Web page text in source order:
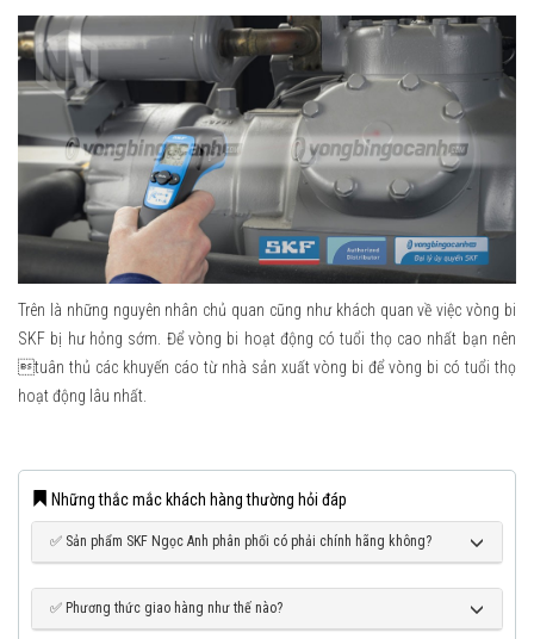
Trên là những nguyên nhân chủ quan cũng như khách quan về việc vòng bi
SKF bị hư hỏng sớm. Để vòng bi hoạt động có tuổi thọ cao nhất bạn nên
tuân thủ các khuyến cáo từ nhà sản xuất vòng bi để vòng bi có tuổi thọ
hoạt động lâu nhất.
Những thắc mắc khách hàng thường hỏi đáp
✅ Sản phẩm SKF Ngọc Anh phân phối có phải chính hãng không?
✅ Phương thức giao hàng như thế nào?